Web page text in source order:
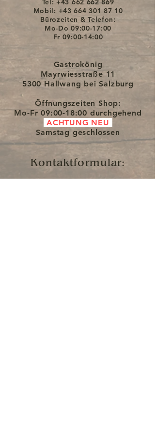
Tel: +43 662 662 869
Mobil: +43 664 301 87 10
Bürozeiten & Telefon:
Mo-Do 09:00-17:00
Fr 09:00-14:00
Gastrokönig
Mayrwiesstraße 11
5300 Hallwang bei Salzburg
Öffnungszeiten Shop:
Mo-Fr 09:00-18:00 durchgehend
ACHTUNG NEU
Samstag geschlossen
Kontaktformular: